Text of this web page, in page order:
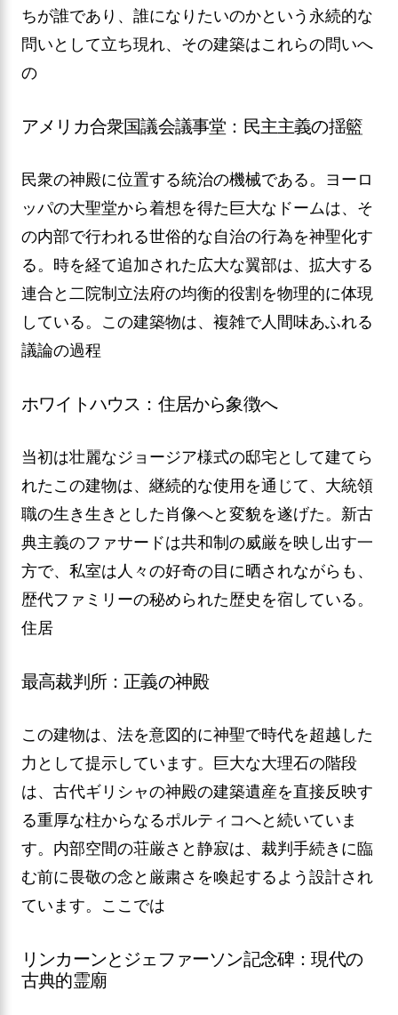
ちが誰であり、誰になりたいのかという永続的な
問いとして立ち現れ、その建築はこれらの問いへ
の
アメリカ合衆国議会議事堂：民主主義の揺籃
民衆の神殿に位置する統治の機械である。ヨーロ
ッパの大聖堂から着想を得た巨大なドームは、そ
の内部で行われる世俗的な自治の行為を神聖化す
る。時を経て追加された広大な翼部は、拡大する
連合と二院制立法府の均衡的役割を物理的に体現
している。この建築物は、複雑で人間味あふれる
議論の過程
ホワイトハウス：住居から象徴へ
当初は壮麗なジョージア様式の邸宅として建てら
れたこの建物は、継続的な使用を通じて、大統領
職の生き生きとした肖像へと変貌を遂げた。新古
典主義のファサードは共和制の威厳を映し出す一
方で、私室は人々の好奇の目に晒されながらも、
歴代ファミリーの秘められた歴史を宿している。
住居
最高裁判所：正義の神殿
この建物は、法を意図的に神聖で時代を超越した
力として提示しています。巨大な大理石の階段
は、古代ギリシャの神殿の建築遺産を直接反映す
る重厚な柱からなるポルティコへと続いていま
す。内部空間の荘厳さと静寂は、裁判手続きに臨
む前に畏敬の念と厳粛さを喚起するよう設計され
ています。ここでは
リンカーンとジェファーソン記念碑：現代の
古典的霊廟